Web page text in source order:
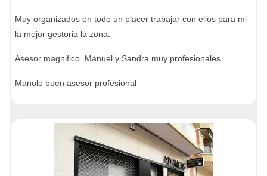
Muy organizados en todo un placer trabajar con ellos para mi
la mejor gestoria la zona.
Asesor magnifico. Manuel y Sandra muy profesionales
Manolo buen asesor profesional